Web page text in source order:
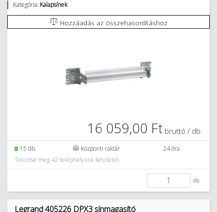
Kategória: Kalapsínek
Hozzáadás az összehasonlításhoz
16 059,00 Ft bruttó / db.
15 db. Központi raktár
24 óra
Tekintse meg 42 telephelyünk készletét
db.
Legrand 405226 DPX3 sínmagasító